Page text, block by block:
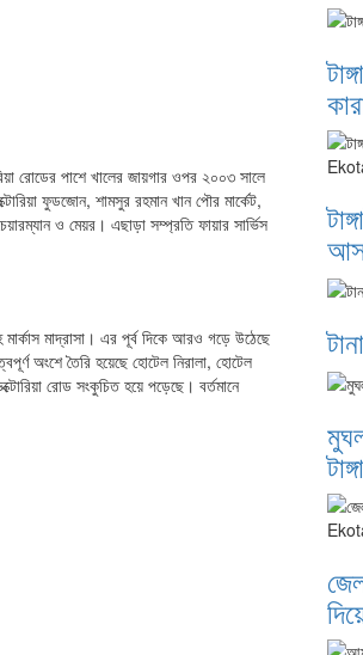
রোডের পাশে খালের জায়গার ওপর ২০০৩ সালে
ফুডজোন, শামসুর রহমান খান পৌর মার্কেট,
ও মেয়র। এছাড়া সম্প্রতি ফায়ার সার্ভিস
মাদ্রাসা। এর পূর্ব দিকে আরও গড়ে উঠেছে
অংশে তৈরি হয়েছে হোটেল নিরালা, হোটেল
রোড সংকুচিত হয়ে পড়েছে। বর্তমানে